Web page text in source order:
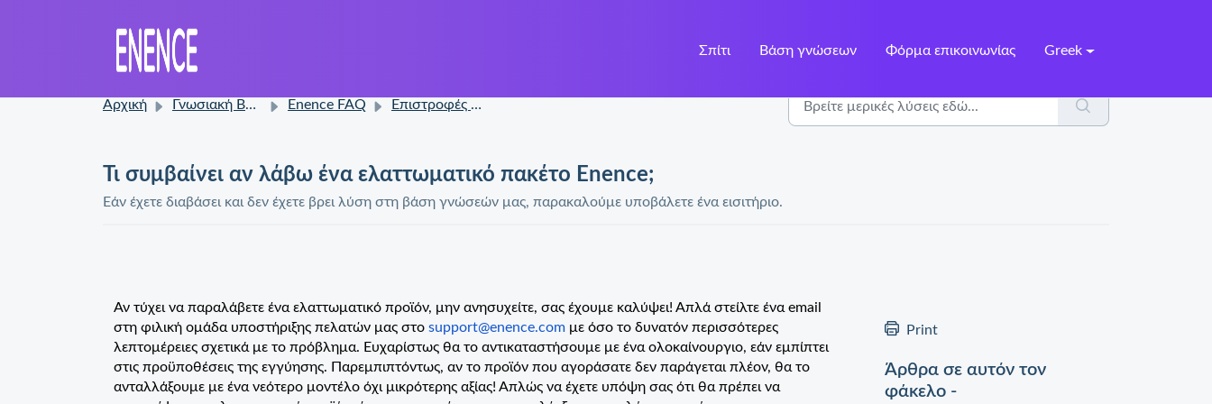
Σπίτι Βάση γνώσεων Φόρμα επικοινωνίας Greek
Αρχική Γνωσιακή Βάση Enence FAQ Επιστροφές και αξιώσεις
Τι συμβαίνει αν λάβω ένα ελαττωματικό πακέτο Enence;
Εάν έχετε διαβάσει και δεν έχετε βρει λύση στη βάση γνώσεών μας, παρακαλούμε υποβάλετε ένα εισιτήριο.
Αν τύχει να παραλάβετε ένα ελαττωματικό προϊόν, μην ανησυχείτε, σας έχουμε καλύψει! Απλά στείλτε ένα email
στη φιλική ομάδα υποστήριξης πελατών μας στο support@enence.com με όσο το δυνατόν περισσότερες
λεπτομέρειες σχετικά με το πρόβλημα. Ευχαρίστως θα το αντικαταστήσουμε με ένα ολοκαίνουργιο, εάν εμπίπτει
στις προϋποθέσεις της εγγύησης. Παρεμπιπτόντως, αν το προϊόν που αγοράσατε δεν παράγεται πλέον, θα το
ανταλλάξουμε με ένα νεότερο μοντέλο όχι μικρότερης αξίας! Απλώς να έχετε υπόψη σας ότι θα πρέπει να
Print
Άρθρα σε αυτόν τον
φάκελο -